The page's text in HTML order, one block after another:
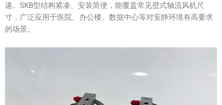
递。SKB型结构紧凑、安装简便，能覆盖常见壁式轴流风机尺
寸，广泛应用于医院、办公楼、数据中心等对安静环境有高要求
的场景。